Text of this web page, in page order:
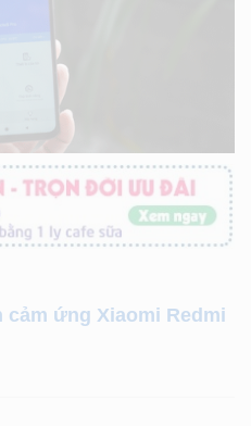
ứng Xiaomi Redmi